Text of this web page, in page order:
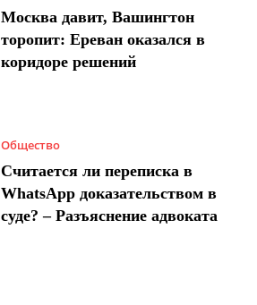
Москва давит, Вашингтон
торопит: Ереван оказался в
коридоре решений
Общество
Считается ли переписка в
WhatsApp доказательством в
суде? – Разъяснение адвоката